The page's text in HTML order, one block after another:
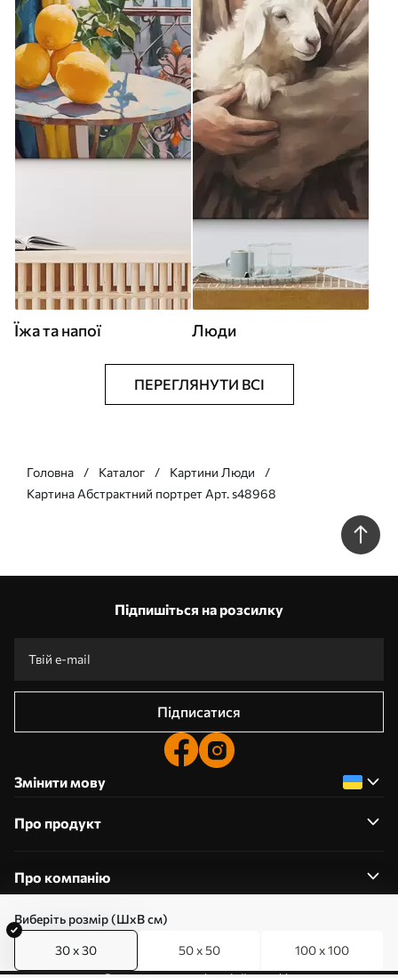
Виберіть розмір (ШхВ см)
30 x 30 50 x 50 100 x 100
Їжа та напої Люди
ПЕРЕГЛЯНУТИ ВСІ
Головна Каталог
Картини Люди
Картина Абстрактний портрет Арт. s48968
Підпишіться на розсилку
Підписатися
Змінити мову
Про продукт
Про компанію
0800357223